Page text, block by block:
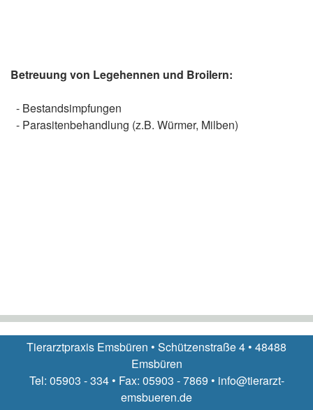
Betreuung von Legehennen und Broilern:
- Bestandsimpfungen
- Parasitenbehandlung (z.B. Würmer, Milben)
Tierarztpraxis Emsbüren • Schützenstraße 4 • 48488
Emsbüren
Tel: 05903 - 334 • Fax: 05903 - 7869 • info@tierarzt-
emsbueren.de